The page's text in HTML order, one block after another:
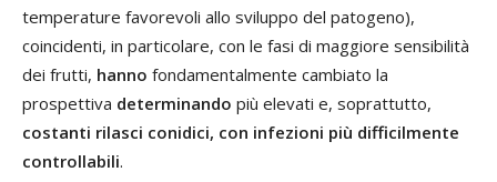
temperature favorevoli allo sviluppo del patogeno),
coincidenti, in particolare, con le fasi di maggiore sensibilità
dei frutti, hanno fondamentalmente cambiato la
prospettiva determinando più elevati e, soprattutto,
costanti rilasci conidici, con infezioni più difficilmente
controllabili.